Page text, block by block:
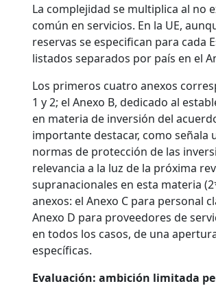
La complejidad se multiplica al no
común en servicios. En la UE,
reservas se especifican para cada
listados separados por país en el
Los primeros cuatro anexos
1 y 2; el Anexo B, dedicado al
en materia de inversión del
importante destacar, como
normas de protección de las
relevancia a la luz de la próxima
supranacionales en esta materia
anexos: el Anexo C para personal
Anexo D para proveedores de
en todos los casos, de una
específicas.
Evaluación: ambición limitada